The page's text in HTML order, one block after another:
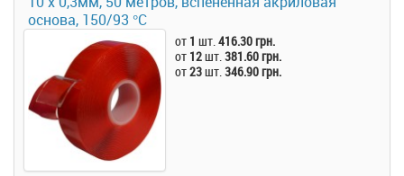
основа, 150/93 °С
от 1 шт.416.30 грн.
от 12шт.381.60 грн.
от23шт.346.90 грн.